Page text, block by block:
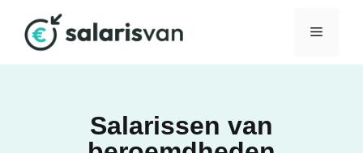
Salarissen van